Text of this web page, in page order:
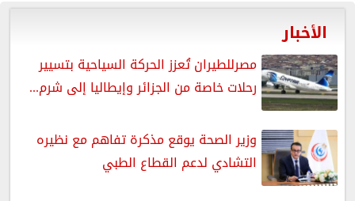
الأخبار
مصرللطيران تُعزز الحركة السياحية بتسيير
رحلات خاصة من الجزائر وإيطاليا إلى شرم...
وزير الصحة يوقع مذكرة تفاهم مع نظيره
التشادي لدعم القطاع الطبي